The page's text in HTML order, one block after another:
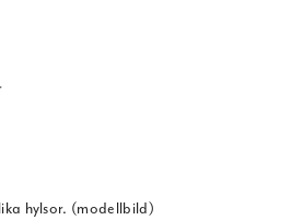
hylsor. (modellbild)